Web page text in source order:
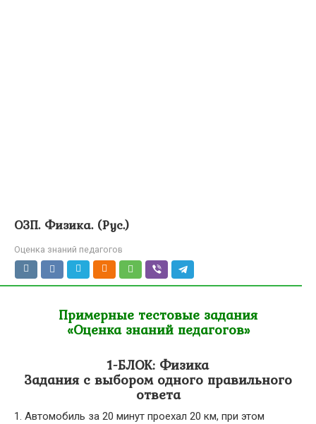
ОЗП. Физика. (Рус.)
Оценка знаний педагогов
Примерные тестовые задания
«Оценка знаний педагогов»
1-БЛОК: Физика
Задания с выбором одного правильного
ответа
1. Автомобиль за 20 минут проехал 20 км, при этом